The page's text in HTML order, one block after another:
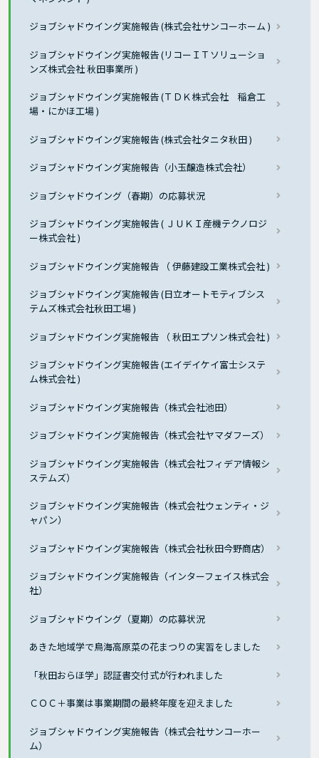
ジョブシャドウイング実施報告 (株式会社サンコーホーム )
ジョブシャドウイング実施報告 (リコーＩＴソリューショ
ンズ株式会社 秋田事業所 )
ジョブシャドウイング実施報告 (ＴＤＫ株式会社 稲倉工
場・にかほ工場 )
ジョブシャドウイング実施報告 (株式会社タニタ秋田 )
ジョブシャドウイング実施報告（小玉醸造株式会社）
ジョブシャドウイング（春期）の応募状況
ジョブシャドウイング実施報告 ( ＪＵＫＩ産機テクノロジ
ー株式会社 )
ジョブシャドウイング実施報告 （ 伊藤建設工業株式会社 )
ジョブシャドウイング実施報告 (日立オートモティブシス
テムズ株式会社秋田工場 )
ジョブシャドウイング実施報告 （ 秋田エプソン株式会社 )
ジョブシャドウイング実施報告 (エイデイケイ富士システ
ム株式会社 )
ジョブシャドウイング実施報告（株式会社池田）
ジョブシャドウイング実施報告（株式会社ヤマダフーズ）
ジョブシャドウイング実施報告（株式会社フィデア情報シ
ステムズ）
ジョブシャドウイング実施報告（株式会社ウェンティ・ジ
ャパン）
ジョブシャドウイング実施報告（株式会社秋田今野商店）
ジョブシャドウイング実施報告（インターフェイス株式会
社）
ジョブシャドウイング（夏期）の応募状況
あきた地域学で鳥海高原菜の花まつりの実習をしました
「秋田おらほ学」認証書交付式が行われました
ＣＯＣ＋事業は事業期間の最終年度を迎えました
ジョブシャドウイング実施報告（株式会社サンコーホー
ム）